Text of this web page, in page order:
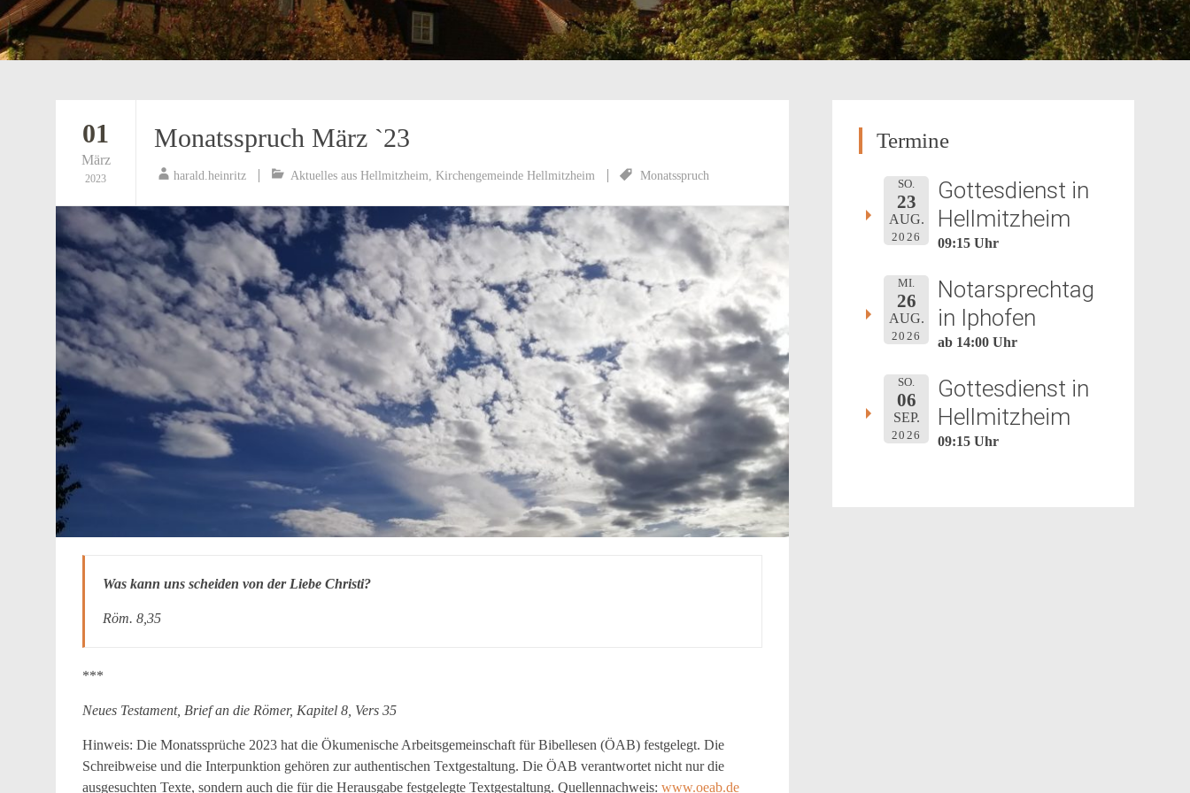
01
März
2023
Monatsspruch März `23
harald.heinritz Aktuelles aus Hellmitzheim, Kirchengemeinde Hellmitzheim Monatsspruch
Was kann uns scheiden von der Liebe Christi?
Röm. 8,35
***
Neues Testament, Brief an die Römer, Kapitel 8, Vers 35
Hinweis: Die Monatssprüche 2023 hat die Ökumenische Arbeitsgemeinschaft für Bibellesen (ÖAB) festgelegt. Die
Schreibweise und die Interpunktion gehören zur authentischen Textgestaltung. Die ÖAB verantwortet nicht nur die
ausgesuchten Texte, sondern auch die für die Herausgabe festgelegte Textgestaltung. Quellennachweis: www.oeab.de
Termine
SO.
23
AUG.
2026
Gottesdienst in
Hellmitzheim
09:15 Uhr
MI.
26
AUG.
2026
Notarsprechtag
in Iphofen
ab 14:00 Uhr
SO.
06
SEP.
2026
Gottesdienst in
Hellmitzheim
09:15 Uhr